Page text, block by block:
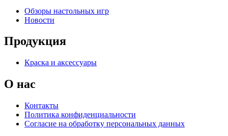
Обзоры настольных игр
Новости
Продукция
Краска и аксессуары
О нас
Контакты
Политика конфиденциальности
Согласие на обработку персональных данных